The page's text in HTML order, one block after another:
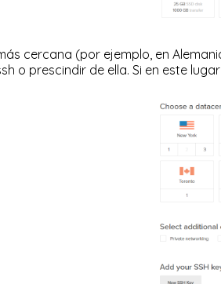
cercana (por ejemplo, en
o prescindir de ella. Si en este